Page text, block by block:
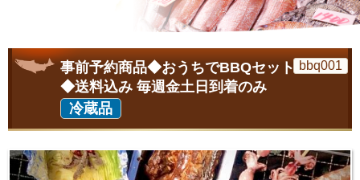
事前予約商品◆おうちでBBQセット
◆送料込み 毎週金土日到着のみ
冷蔵品
bbq001